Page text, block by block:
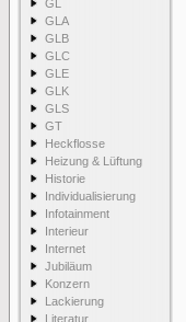
GL
GLA
GLB
GLC
GLE
GLK
GLS
GT
Heckflosse
Heizung & Lüftung
Historie
Individualisierung
Infotainment
Interieur
Internet
Jubiläum
Konzern
Lackierung
Literatur